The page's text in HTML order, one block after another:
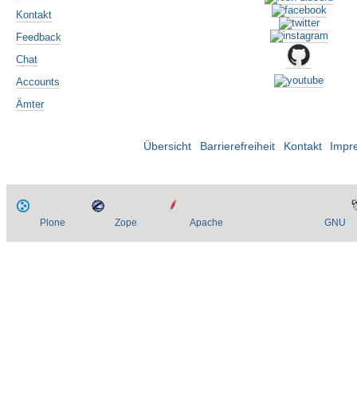
Kontakt
Feedback
Chat
Accounts
Ämter
Übersicht Barrierefreiheit Kontakt
Plone Zope Apache GNU